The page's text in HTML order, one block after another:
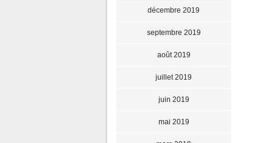
décembre 2019
septembre 2019
août 2019
juillet 2019
juin 2019
mai 2019